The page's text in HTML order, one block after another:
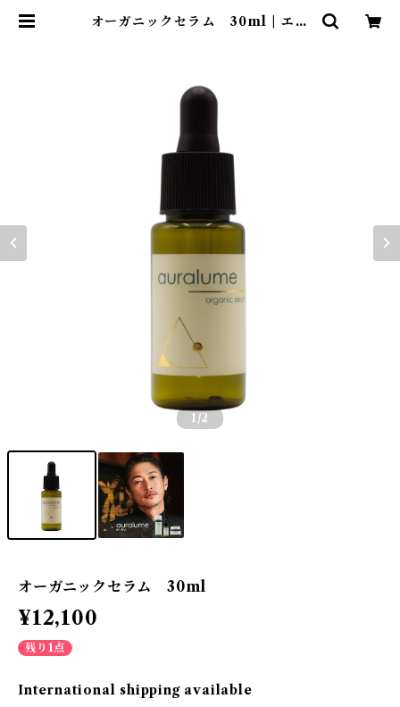
オーガニックセラム 30ml | エス
1 /2
オーガニックセラム 30ml
¥12,100
残り1点
International shipping available